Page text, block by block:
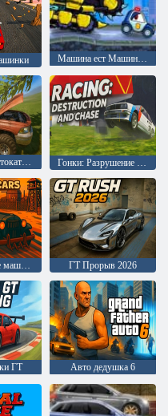
Машина ест Машину: Злые автомобили
Симулятор автокатастрофы: крушение и тюнинг Гонки: Разрушение и погоня
Столкновение машин: Арена ГТ Прорыв 2026
ГТ Авто дедушка 6